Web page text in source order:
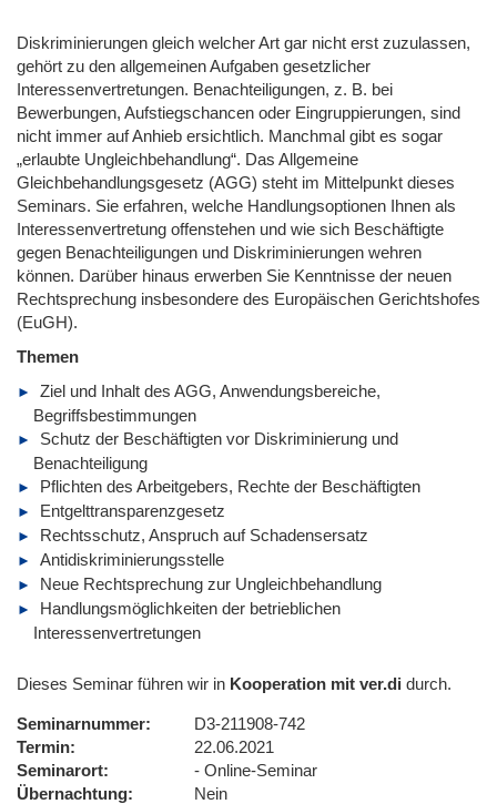
Diskriminierungen gleich welcher Art gar nicht erst zuzulassen,
gehört zu den allgemeinen Aufgaben gesetzlicher
Interessenvertretungen. Benachteiligungen, z. B. bei
Bewerbungen, Aufstiegschancen oder Eingruppierungen, sind
nicht immer auf Anhieb ersichtlich. Manchmal gibt es sogar
„erlaubte Ungleichbehandlung“. Das Allgemeine
Gleichbehandlungsgesetz (AGG) steht im Mittelpunkt dieses
Seminars. Sie erfahren, welche Handlungsoptionen Ihnen als
Interessenvertretung offenstehen und wie sich Beschäftigte
gegen Benachteiligungen und Diskriminierungen wehren
können. Darüber hinaus erwerben Sie Kenntnisse der neuen
Rechtsprechung insbesondere des Europäischen Gerichtshofes
(EuGH).
Themen
Ziel und Inhalt des AGG, Anwendungsbereiche,
Begriffsbestimmungen
Schutz der Beschäftigten vor Diskriminierung und
Benachteiligung
Pflichten des Arbeitgebers, Rechte der Beschäftigten
Entgelttransparenzgesetz
Rechtsschutz, Anspruch auf Schadensersatz
Antidiskriminierungsstelle
Neue Rechtsprechung zur Ungleichbehandlung
Handlungsmöglichkeiten der betrieblichen
Interessenvertretungen
Dieses Seminar führen wir in Kooperation mit ver.di durch.
Seminarnummer
D3-211908-742
Termin
22.06.2021
Seminarort
- Online-Seminar
Übernachtung
Nein